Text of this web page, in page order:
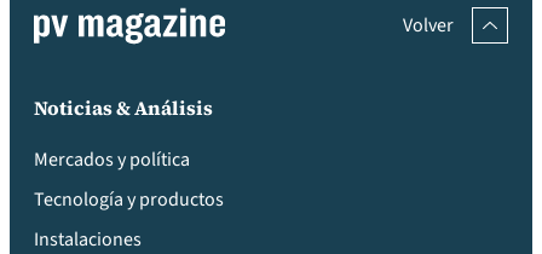
Volver
Noticias & Análisis
Mercados y política
Tecnología y productos
Instalaciones